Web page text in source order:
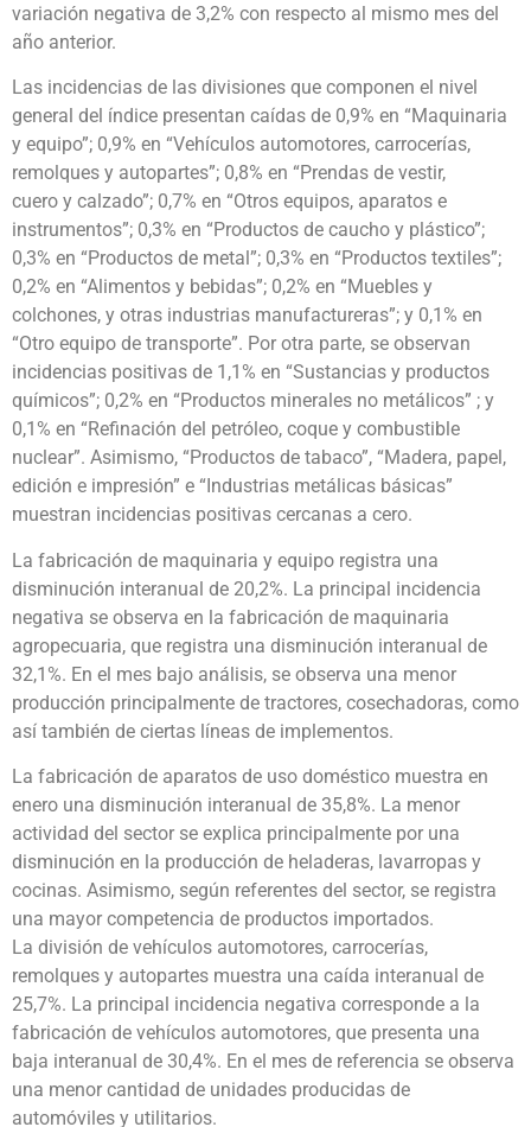
variación negativa de 3,2% con respecto al mismo mes del
año anterior.
Las incidencias de las divisiones que componen el nivel
general del índice presentan caídas de 0,9% en “Maquinaria
y equipo”; 0,9% en “Vehículos automotores, carrocerías,
remolques y autopartes”; 0,8% en “Prendas de vestir,
cuero y calzado”; 0,7% en “Otros equipos, aparatos e
instrumentos”; 0,3% en “Productos de caucho y plástico”;
0,3% en “Productos de metal”; 0,3% en “Productos textiles”;
0,2% en “Alimentos y bebidas”; 0,2% en “Muebles y
colchones, y otras industrias manufactureras”; y 0,1% en
“Otro equipo de transporte”. Por otra parte, se observan
incidencias positivas de 1,1% en “Sustancias y productos
químicos”; 0,2% en “Productos minerales no metálicos” ; y
0,1% en “Refinación del petróleo, coque y combustible
nuclear”. Asimismo, “Productos de tabaco”, “Madera, papel,
edición e impresión” e “Industrias metálicas básicas”
muestran incidencias positivas cercanas a cero.
La fabricación de maquinaria y equipo registra una
disminución interanual de 20,2%. La principal incidencia
negativa se observa en la fabricación de maquinaria
agropecuaria, que registra una disminución interanual de
32,1%. En el mes bajo análisis, se observa una menor
producción principalmente de tractores, cosechadoras, como
así también de ciertas líneas de implementos.
La fabricación de aparatos de uso doméstico muestra en
enero una disminución interanual de 35,8%. La menor
actividad del sector se explica principalmente por una
disminución en la producción de heladeras, lavarropas y
cocinas. Asimismo, según referentes del sector, se registra
una mayor competencia de productos importados.
La división de vehículos automotores, carrocerías,
remolques y autopartes muestra una caída interanual de
25,7%. La principal incidencia negativa corresponde a la
fabricación de vehículos automotores, que presenta una
baja interanual de 30,4%. En el mes de referencia se observa
una menor cantidad de unidades producidas de
automóviles y utilitarios.